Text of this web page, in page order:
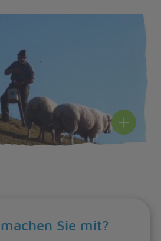
Sie mit?